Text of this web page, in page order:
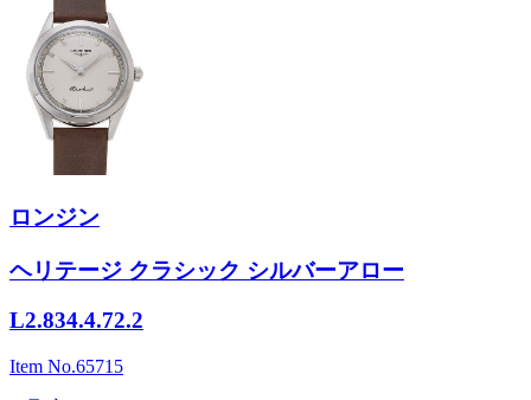
ロンジン
ヘリテージ クラシック シルバーアロー
L2.834.4.72.2
Item No.65715